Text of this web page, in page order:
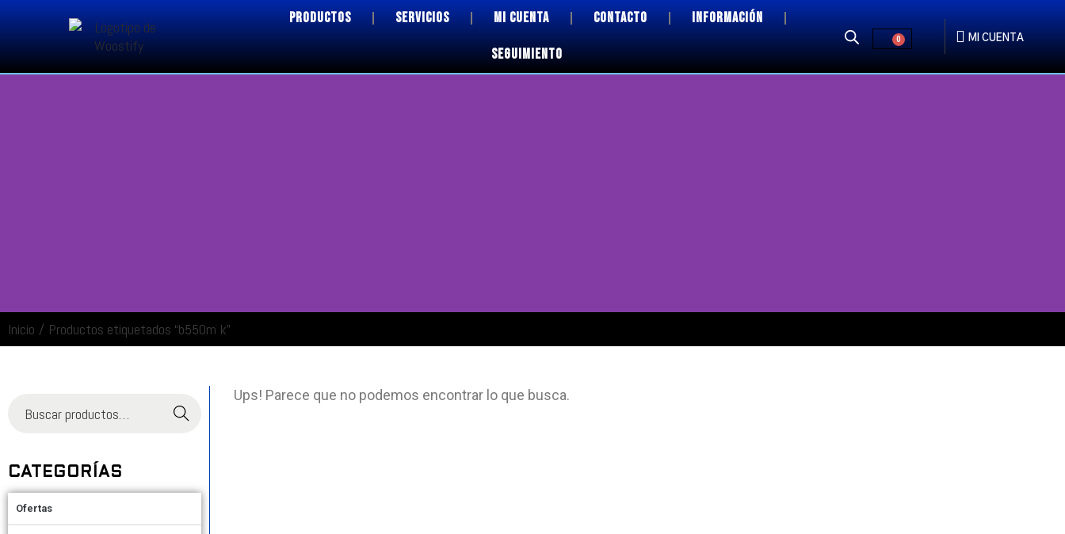
PRODUCTOS SERVICIOS MI CUENTA CONTACTO INFORMACIÓN
SEGUIMIENTO
0 MI CUENTA
ENTRAR
Inicio / Productos etiquetados “b550m k”
Buscar
CATEGORÍAS
Ofertas
Ups! Parece que no podemos encontrar lo que busca.